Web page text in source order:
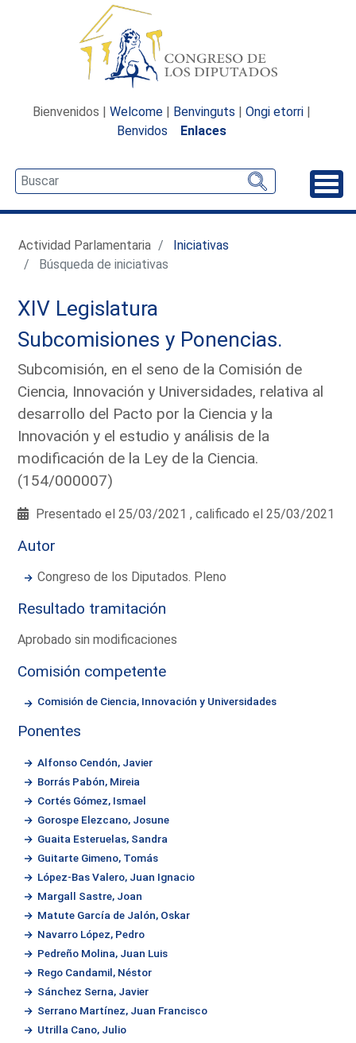
Bienvenidos | Welcome | Benvinguts | Ongi etorri |
Benvidos
Enlaces
Actividad Parlamentaria
Iniciativas
Búsqueda de iniciativas
XIV Legislatura
Subcomisiones y Ponencias.
Subcomisión, en el seno de la Comisión de
Ciencia, Innovación y Universidades, relativa al
desarrollo del Pacto por la Ciencia y la
Innovación y el estudio y análisis de la
modificación de la Ley de la Ciencia.
(154/000007)
Presentado el 25/03/2021 , calificado el 25/03/2021
Autor
Congreso de los Diputados. Pleno
Resultado tramitación
Aprobado sin modificaciones
Comisión competente
Comisión de Ciencia, Innovación y Universidades
Ponentes
Alfonso Cendón, Javier
Borrás Pabón, Mireia
Cortés Gómez, Ismael
Gorospe Elezcano, Josune
Guaita Esteruelas, Sandra
Guitarte Gimeno, Tomás
López-Bas Valero, Juan Ignacio
Margall Sastre, Joan
Matute García de Jalón, Oskar
Navarro López, Pedro
Pedreño Molina, Juan Luis
Rego Candamil, Néstor
Sánchez Serna, Javier
Serrano Martínez, Juan Francisco
Utrilla Cano, Julio